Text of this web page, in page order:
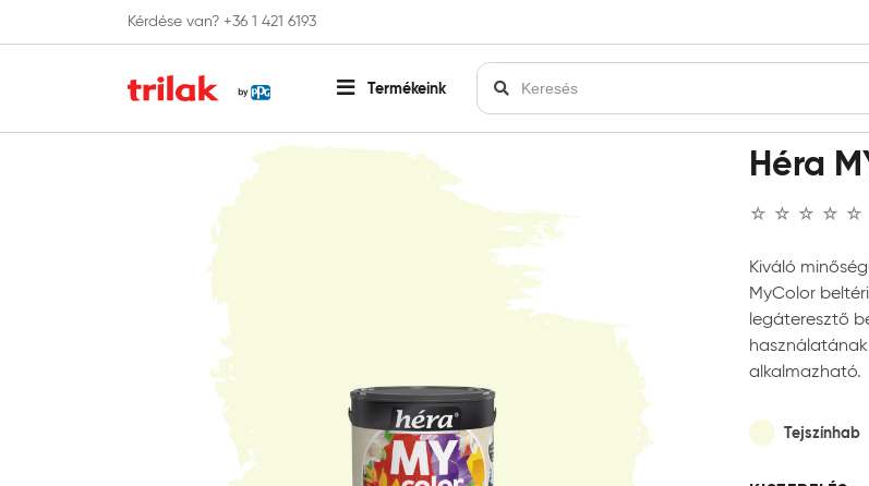
Kérdése van? +36 1 421 6193
Termékeink
Fontos tájékoztatás! Webshopunk hamarosan bezárásra kerül. Kérjük, új rendelést már ne
Héra
Kiváló
MyColor
legáteresztő
alkalmazható.
Tejszínhab